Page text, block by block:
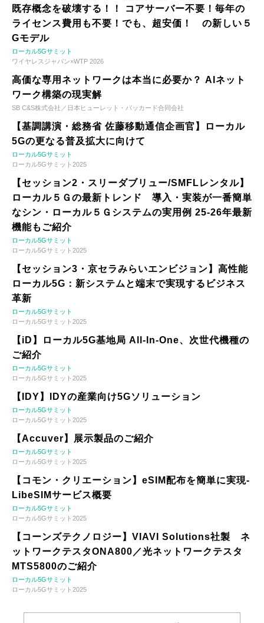
既存概念を破壊する！！ コアサーバー不要！毎年の
ライセンス費用も不要！でも、超安価！ の新しい５
Gモデル
ローカル5Gサミット
ワイヤレスジャパン×WTP 2026
高価な専用ネットワークは本当に必要か？ AIネット
ワーク構築の現実解
SB C&S株式会社／日本ヒューレット・パッカード合同会社
【基調講演・総務省 佐藤移動通信企画官】ローカル
5Gの更なる普及拡大に向けて
ローカル5Gサミット
ローカル5Gサミット2025
【セッション2・スリーダブリュー/SMFLレンタル】
ローカル５Ｇの最新トレンド 導入・実装が一番簡単
なシン・ローカル５Ｇシステムの実用例 25-26年最新
機能もご紹介
ローカル5Gサミット
ローカル5Gサミット2025
【セッション3・京セラみらいエンビジョン】高性能
ローカル5G：新システムと端末で実現するビジネス
革新
ローカル5Gサミット
ローカル5Gサミット2025
【iD】ローカル5G基地局 All-In-One、次世代機種の
ご紹介
ローカル5Gサミット
ローカル5Gサミット2025
【IDY】IDYの産業向け5Gソリューション
ローカル5Gサミット
ローカル5Gサミット2025
【Accuver】展示製品のご紹介
ローカル5Gサミット
ローカル5Gサミット2025
【コモン・クリエーション】eSIM配布を簡単に実現-
LibeSIMサービス概要
ローカル5Gサミット
ローカル5Gサミット2025
【コーンズテクノロジー】VIAVI Solutions社製 ネ
ットワークテスタONA800／光ネットワークテスタ
MTS5800のご紹介
ローカル5Gサミット
ローカル5Gサミット2025